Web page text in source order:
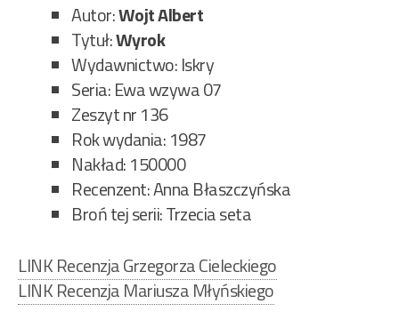
Autor:Wojt Albert
Tytuł:Wyrok
Wydawnictwo: Iskry
Seria: Ewa wzywa 07
Zeszyt nr 136
Rok wydania: 1987
Nakład: 150000
Recenzent: Anna Błaszczyńska
Broń tej serii: Trzecia seta
LINK Recenzja Grzegorza Cieleckiego
LINK Recenzja Mariusza Młyńskiego